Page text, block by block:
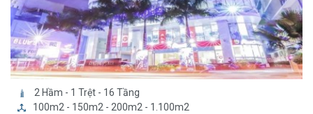
2 Hầm - 1 Trệt - 16 Tầng
100m2 - 150m2 - 200m2 - 1.100m2